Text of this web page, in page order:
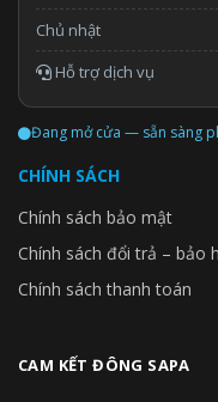
Chủ nhật
Hỗ trợ dịch vụ
Đang mở cửa — sẵn sàng
CHÍNH SÁCH
Chính sách bảo mật
Chính sách đổi trả – bảo
Chính sách thanh toán
CAM KẾT ĐÔNG SAPA